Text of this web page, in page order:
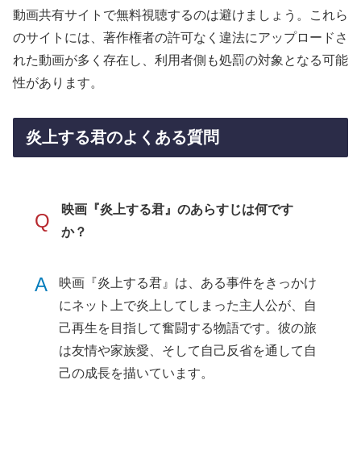
動画共有サイトで無料視聴するのは避けましょう。これら
のサイトには、著作権者の許可なく違法にアップロードさ
れた動画が多く存在し、利用者側も処罰の対象となる可能
性があります。
炎上する君のよくある質問
Q
映画『炎上する君』のあらすじは何です
か？
A
映画『炎上する君』は、ある事件をきっかけ
にネット上で炎上してしまった主人公が、自
己再生を目指して奮闘する物語です。彼の旅
は友情や家族愛、そして自己反省を通して自
己の成長を描いています。